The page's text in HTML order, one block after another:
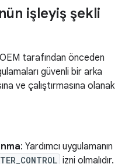
işleyiş şekli
tarafından önceden
güvenli bir arka
ve çalıştırmasına olanak
: Yardımcı uygulamanın
izni olmalıdır.